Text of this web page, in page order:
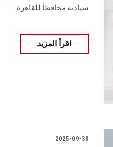
سيادته محافظاً للقاهرة.
اقرأ المزيد
2025-09-30